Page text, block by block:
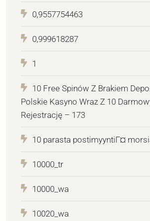
0,9557754463
0,999618287
1
10 Free Spinów Z Brakiem
Polskie Kasyno Wraz Z 10
Rejestrację – 173
10 parasta postimyyntiГ¤
10000_tr
10000_wa
10020_wa